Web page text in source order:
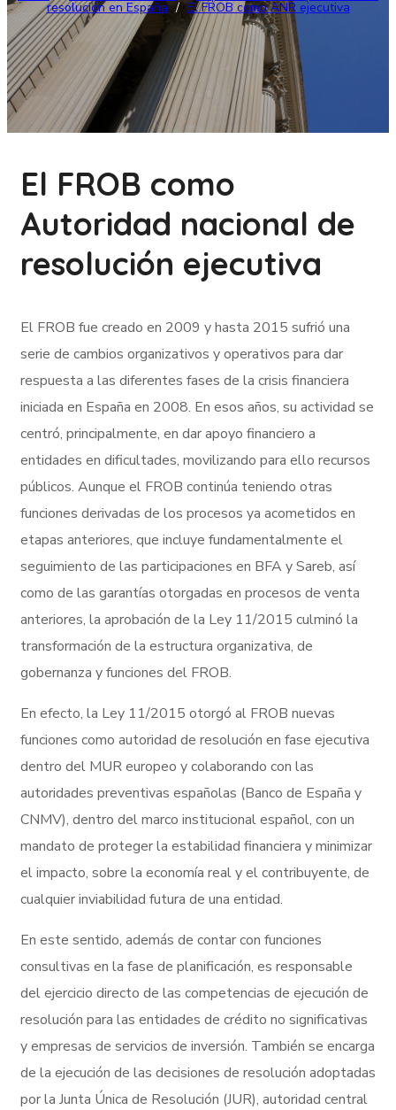
resolución en España / El FROB como ANR ejecutiva
El FROB como
Autoridad nacional de
resolución ejecutiva
El FROB fue creado en 2009 y hasta 2015 sufrió una
serie de cambios organizativos y operativos para dar
respuesta a las diferentes fases de la crisis financiera
iniciada en España en 2008. En esos años, su actividad se
centró, principalmente, en dar apoyo financiero a
entidades en dificultades, movilizando para ello recursos
públicos. Aunque el FROB continúa teniendo otras
funciones derivadas de los procesos ya acometidos en
etapas anteriores, que incluye fundamentalmente el
seguimiento de las participaciones en BFA y Sareb, así
como de las garantías otorgadas en procesos de venta
anteriores, la aprobación de la Ley 11/2015 culminó la
transformación de la estructura organizativa, de
gobernanza y funciones del FROB.
En efecto, la Ley 11/2015 otorgó al FROB nuevas
funciones como autoridad de resolución en fase ejecutiva
dentro del MUR europeo y colaborando con las
autoridades preventivas españolas (Banco de España y
CNMV), dentro del marco institucional español, con un
mandato de proteger la estabilidad financiera y minimizar
el impacto, sobre la economía real y el contribuyente, de
cualquier inviabilidad futura de una entidad.
En este sentido, además de contar con funciones
consultivas en la fase de planificación, es responsable
del ejercicio directo de las competencias de ejecución de
resolución para las entidades de crédito no significativas
y empresas de servicios de inversión. También se encarga
de la ejecución de las decisiones de resolución adoptadas
por la Junta Única de Resolución (JUR), autoridad central